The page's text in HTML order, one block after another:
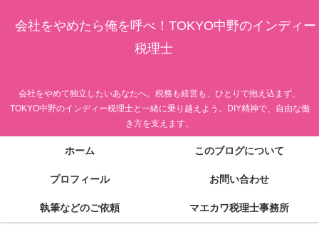
会社をやめたら俺を呼べ！TOKYO中野のインディー
税理士
会社をやめて独立したいあなたへ。税務も経営も、ひとりで抱え込まず、
TOKYO中野のインディー税理士と一緒に乗り越えよう。DIY精神で、自由な働
き方を支えます。
ホーム このブログについて
プロフィール お問い合わせ
執筆などのご依頼 マエカワ税理士事務所